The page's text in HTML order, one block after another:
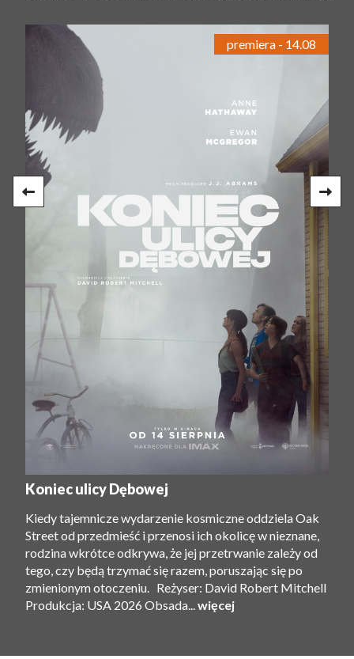
Koniec ulicy Dębowej
Kiedy tajemnicze wydarzenie kosmiczne oddziela Oak
Street od przedmieść i przenosi ich okolicę w nieznane,
rodzina wkrótce odkrywa, że ​​jej przetrwanie zależy od
tego, czy będą trzymać się razem, poruszając się po
zmienionym otoczeniu. Reżyser: David Robert Mitchell
Produkcja: USA 2026 Obsada... więcej
premiera - 14.08